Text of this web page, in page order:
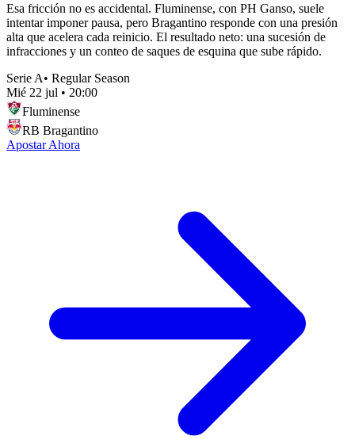
Esa fricción no es accidental. Fluminense, con PH Ganso, suele
intentar imponer pausa, pero Bragantino responde con una presión
alta que acelera cada reinicio. El resultado neto: una sucesión de
infracciones y un conteo de saques de esquina que sube rápido.
Serie A• Regular Season
Mié 22 jul • 20:00
Fluminense
RB Bragantino
Apostar Ahora